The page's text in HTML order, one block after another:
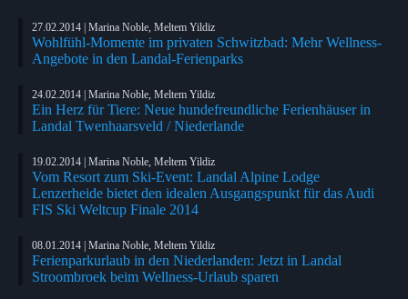
27.02.2014 | Marina Noble, Meltem Yildiz
Wohlfühl-Momente im privaten Schwitzbad: Mehr Wellness-
Angebote in den Landal-Ferienparks
24.02.2014 | Marina Noble, Meltem Yildiz
Ein Herz für Tiere: Neue hundefreundliche Ferienhäuser in
Landal Twenhaarsveld / Niederlande
19.02.2014 | Marina Noble, Meltem Yildiz
Vom Resort zum Ski-Event: Landal Alpine Lodge
Lenzerheide bietet den idealen Ausgangspunkt für das Audi
FIS Ski Weltcup Finale 2014
08.01.2014 | Marina Noble, Meltem Yildiz
Ferienparkurlaub in den Niederlanden: Jetzt in Landal
Stroombroek beim Wellness-Urlaub sparen